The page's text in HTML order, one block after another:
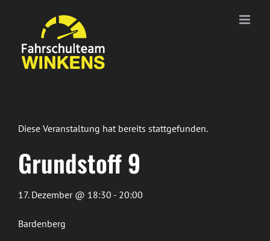
springen
Diese Veranstaltung hat bereits stattgefunden.
Grundstoff 9
17. Dezember @ 18:30 - 20:00
Bardenberg